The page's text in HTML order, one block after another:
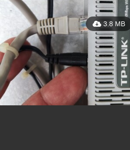
3.8 MB